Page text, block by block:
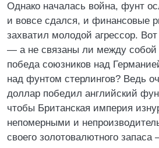
Однако началась война, фунт
и вовсе сдался, и финансовые
захватил молодой агрессор. Вот
— а не связаны ли между собой
победа союзников над
над фунтом стерлингов? Ведь
доллар победил английский
чтобы Британская империя
непомерными и
своего золотовалютного